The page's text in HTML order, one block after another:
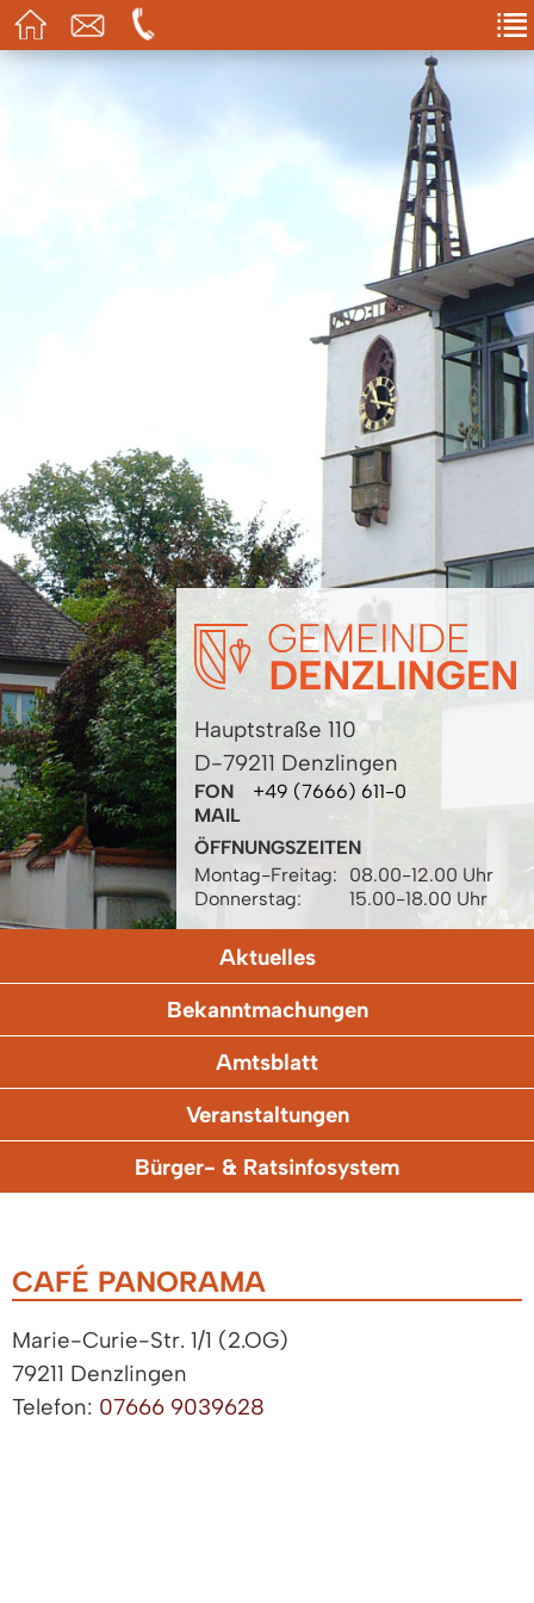
Hauptstraße 110
D-79211 Denzlingen
FON
+49 (7666) 611-0
MAIL
ÖFFNUNGSZEITEN
Montag-Freitag:
08.00-12.00 Uhr
Donnerstag:
15.00-18.00 Uhr
Aktuelles
Bekanntmachungen
Amtsblatt
Veranstaltungen
Bürger- & Ratsinfosystem
CAFÉ PANORAMA
Marie-Curie-Str. 1/1 (2.OG)
79211 Denzlingen
Telefon: 07666 9039628